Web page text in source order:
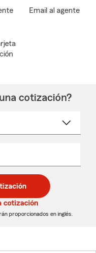
Email al agente
cotización?
cotización
proporcionados en inglés.